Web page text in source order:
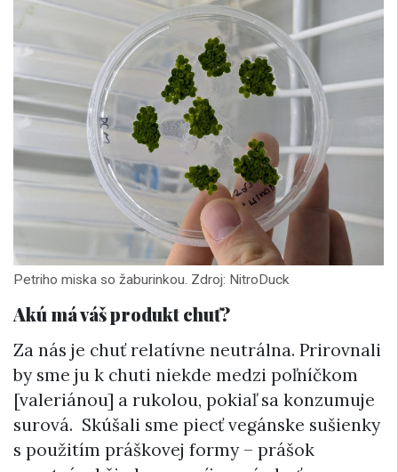
Petriho miska so žaburinkou. Zdroj: NitroDuck
Akú má váš produkt chuť?
Za nás je chuť relatívne neutrálna. Prirovnali
by sme ju k chuti niekde medzi poľníčkom
[valeriánou] a rukolou, pokiaľ sa konzumuje
surová. Skúšali sme piecť vegánske sušienky
s použitím práškovej formy – prášok